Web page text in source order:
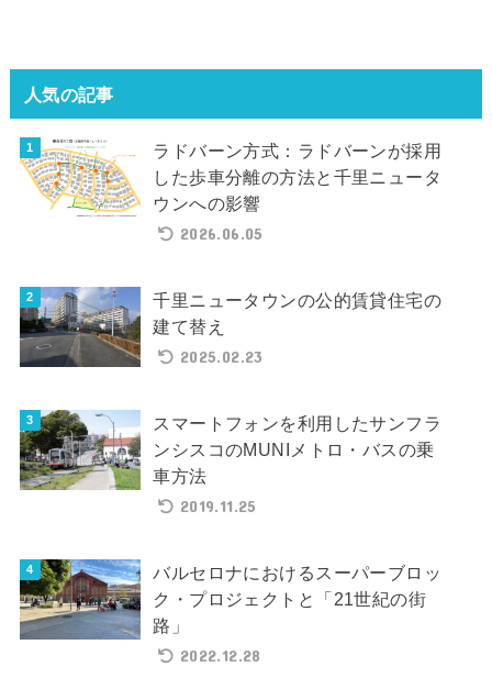
人気の記事
ラドバーン方式：ラドバーンが採用
した歩車分離の方法と千里ニュータ
ウンへの影響
2026.06.05
千里ニュータウンの公的賃貸住宅の
建て替え
2025.02.23
スマートフォンを利用したサンフラ
ンシスコのMUNIメトロ・バスの乗
車方法
2019.11.25
バルセロナにおけるスーパーブロッ
ク・プロジェクトと「21世紀の街
路」
2022.12.28